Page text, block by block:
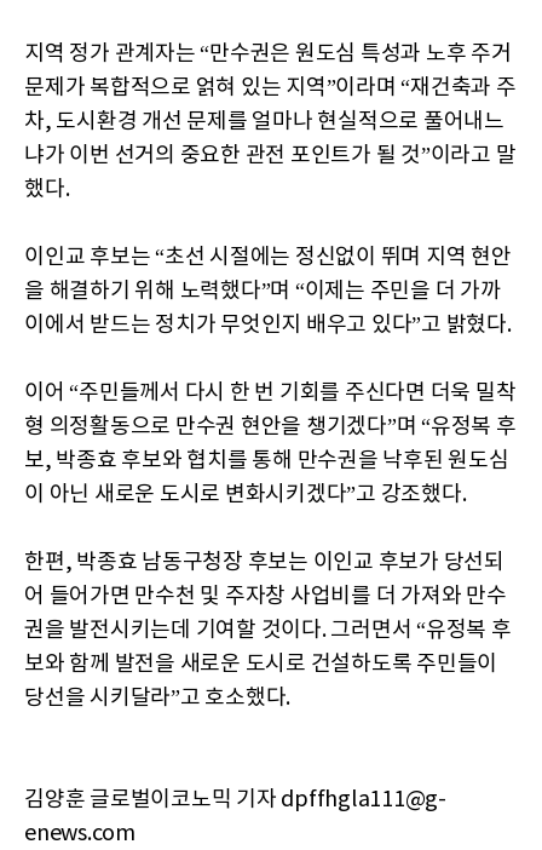
지역 정가 관계자는 “만수권은 원도심 특성과 노후 주거
문제가 복합적으로 얽혀 있는 지역”이라며 “재건축과 주
차, 도시환경 개선 문제를 얼마나 현실적으로 풀어내느
냐가 이번 선거의 중요한 관전 포인트가 될 것”이라고 말
했다.
이인교 후보는 “초선 시절에는 정신없이 뛰며 지역 현안
을 해결하기 위해 노력했다”며 “이제는 주민을 더 가까
이에서 받드는 정치가 무엇인지 배우고 있다”고 밝혔다.
이어 “주민들께서 다시 한 번 기회를 주신다면 더욱 밀착
형 의정활동으로 만수권 현안을 챙기겠다”며 “유정복 후
보, 박종효 후보와 협치를 통해 만수권을 낙후된 원도심
이 아닌 새로운 도시로 변화시키겠다”고 강조했다.
한편, 박종효 남동구청장 후보는 이인교 후보가 당선되
어 들어가면 만수천 및 주자창 사업비를 더 가져와 만수
권을 발전시키는데 기여할 것이다. 그러면서 “유정복 후
보와 함께 발전을 새로운 도시로 건설하도록 주민들이
당선을 시키달라”고 호소했다.
김양훈 글로벌이코노믹 기자 dpffhgla111@g-
enews.com